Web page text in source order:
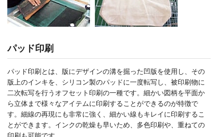
パッド印刷
パッド印刷とは、版にデザインの溝を掘った凹版を使用し、その
版上のインキを、シリコン製のパッドに一度転写し、被印刷物に
二次転写を行うオフセット印刷の一種です。細かい図柄を平面か
ら立体まで様々なアイテムに印刷することができるのが特徴で
す。細線の再現にも非常に強く、細かい線もキレイに印刷するこ
とができます。インクの乾燥も早いため、多色印刷や、重ねての